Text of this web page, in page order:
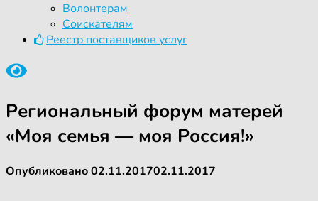
Волонтерам
Соискателям
Реестр поставщиков услуг
Региональный форум матерей
«Моя семья — моя Россия!»
Опубликовано02.11.201702.11.2017